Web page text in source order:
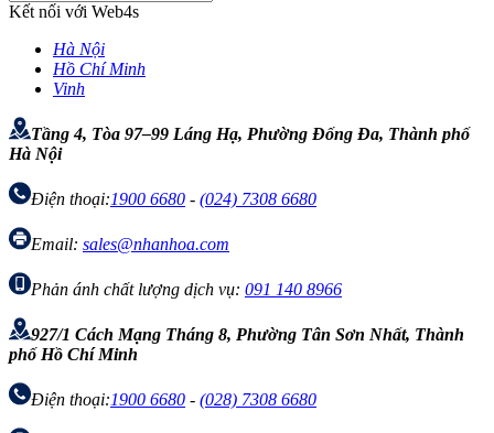
Kết nối với Web4s
Hà Nội
Hồ Chí Minh
Vinh
Tầng 4, Tòa 97–99 Láng Hạ, Phường Đống Đa, Thành phố
Hà Nội
Điện thoại:1900 6680 - (024) 7308 6680
Email: sales@nhanhoa.com
Phản ánh chất lượng dịch vụ: 091 140 8966
927/1 Cách Mạng Tháng 8, Phường Tân Sơn Nhất, Thành
phố Hồ Chí Minh
Điện thoại:1900 6680 - (028) 7308 6680